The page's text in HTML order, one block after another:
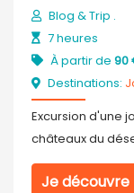
Blog & Trip .
7 heures
À partir de 90
Destinations:
Excursion d'une
châteaux du
Je découvre